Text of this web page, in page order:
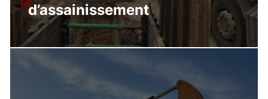
d’assainissement